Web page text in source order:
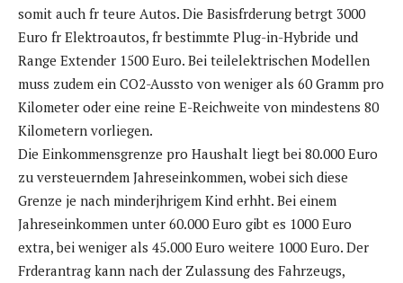
somit auch fr teure Autos. Die Basisfrderung betrgt 3000
Euro fr Elektroautos, fr bestimmte Plug-in-Hybride und
Range Extender 1500 Euro. Bei teilelektrischen Modellen
muss zudem ein CO2-Aussto von weniger als 60 Gramm pro
Kilometer oder eine reine E-Reichweite von mindestens 80
Kilometern vorliegen.
Die Einkommensgrenze pro Haushalt liegt bei 80.000 Euro
zu versteuerndem Jahreseinkommen, wobei sich diese
Grenze je nach minderjhrigem Kind erhht. Bei einem
Jahreseinkommen unter 60.000 Euro gibt es 1000 Euro
extra, bei weniger als 45.000 Euro weitere 1000 Euro. Der
Frderantrag kann nach der Zulassung des Fahrzeugs,